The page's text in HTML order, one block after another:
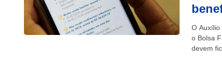
O Auxílio
o Bolsa
devem